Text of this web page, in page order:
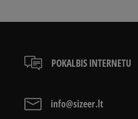
POKALBIS INTERNETU
info@sizeer.lt